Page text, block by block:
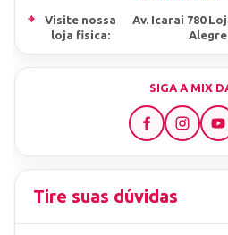
⌖
Visite nossa
loja fisica:
Av. Icarai 780
Alegre
SIGA A MIX
Tire suas dúvidas